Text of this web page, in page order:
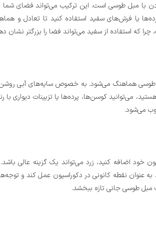
با مبل طوسی است. این ترکیب می‌تواند فضای
یا فرش‌های سفید استفاده کنید تا تعادل و
استفاده از سفید می‌تواند فضا را بزرگتر نشان
طوسی هماهنگ می‌شود. به خصوص سایه‌های آبی
می‌توانید کوسن‌ها، پرده‌ها یا تزیینات
می‌شود.
خود اضافه کنید، زرد می‌تواند یک گزینه عالی
عنوان نقطه کانونی در دکوراسیون عمل کند و
مبل طوسی جانی تازه ببخشد.